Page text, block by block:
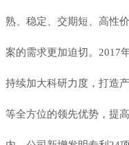
熟、稳定、交期短、高性
案的需求更加迫切。2017
持续加大科研力度，打造
等全方位的领先优势，提